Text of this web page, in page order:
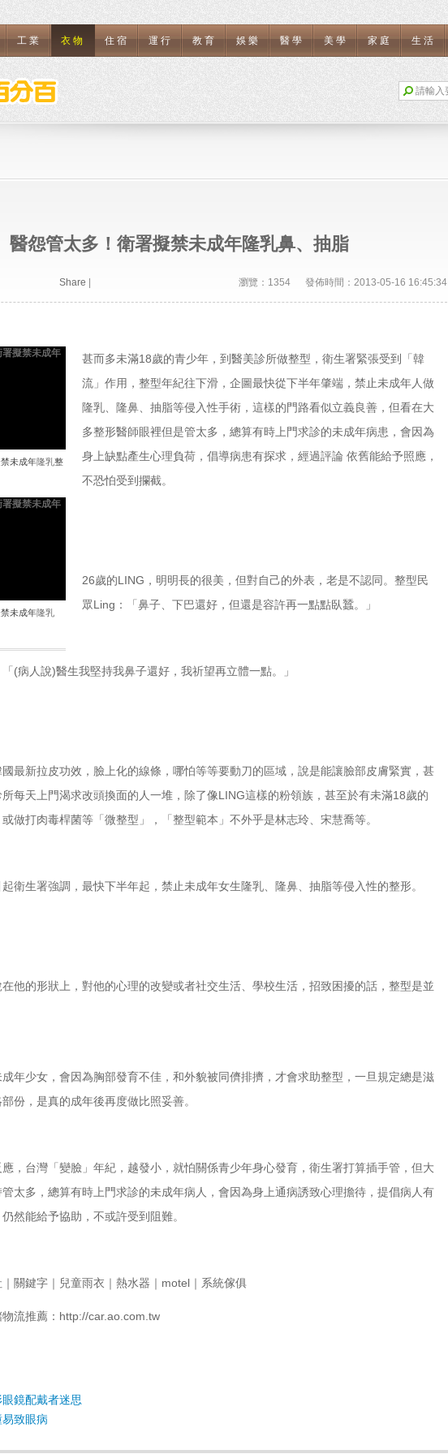
工業 衣物 住宿 運行 教育 娛樂 醫學 美學 家庭 生活
醫怨管太多！衛署擬禁未成年隆乳鼻、抽脂
瀏覽：1354 發佈時間：2013-05-16 16:45:34
Share
未成年隆乳整
未成年隆乳
甚而多未滿18歲的青少年，到醫美診所做整型，衛生署緊張受到「韓
流」作用，整型年紀往下滑，企圖最快從下半年肇端，禁止未成年人做
隆乳
隆鼻 抽脂等侵入性手術，這樣的門路看似立義良善，但看在大
多整形醫師眼裡但是管太多，總算有時上門求診的未成年病患，會因為
身上缺點產生心理負荷，倡導病患有探求，經過評論 依舊能給予照應，
不恐怕受到攔截。
26歲的LING，明明長的很美，但對自己的外表，老是不認同。整型民
眾Ling：「鼻子、下巴還好，但還是容許再一點點臥蠶。」
(病人說)醫生我堅持我鼻子還好，我祈望再立體一點。」
最新拉皮功效，臉上化的線條，哪怕等等要動刀的區域，說是能讓臉部皮膚緊實，甚
每天上門渴求改頭換面的人一堆，除了像LING這樣的粉領族，甚至於有未滿18歲的
做打肉毒桿菌等「微整型」，「整型範本」不外乎是林志玲、宋慧喬等。
衛生署強調，最快下半年起，禁止未成年女生隆乳 隆鼻 抽脂等侵入性的整形。
他的形狀上，對他的心理的改變或者社交生活 、學校生活，招致困擾的話，整型是並
年少女，會因為胸部發育不佳，和外貌被同儕排擠，才會求助整型，一旦規定總是滋
份，是真的成年後再度做比照妥善。
，台灣「變臉」年紀，越發小，就怕關係青少年身心發育，衛生署打算插手管，但大
太多，總算有時上門求診的未成年病人，會因為身上通病誘致心理擔待，提倡病人有
然能給予協助，不或許受到阻難。
｜ 關鍵字 ｜ 兒童雨衣 ｜ 熱水器 ｜ motel ｜ 系統傢俱
物流推薦：http://car.ao.com.tw
鏡配戴者迷思
致眼病